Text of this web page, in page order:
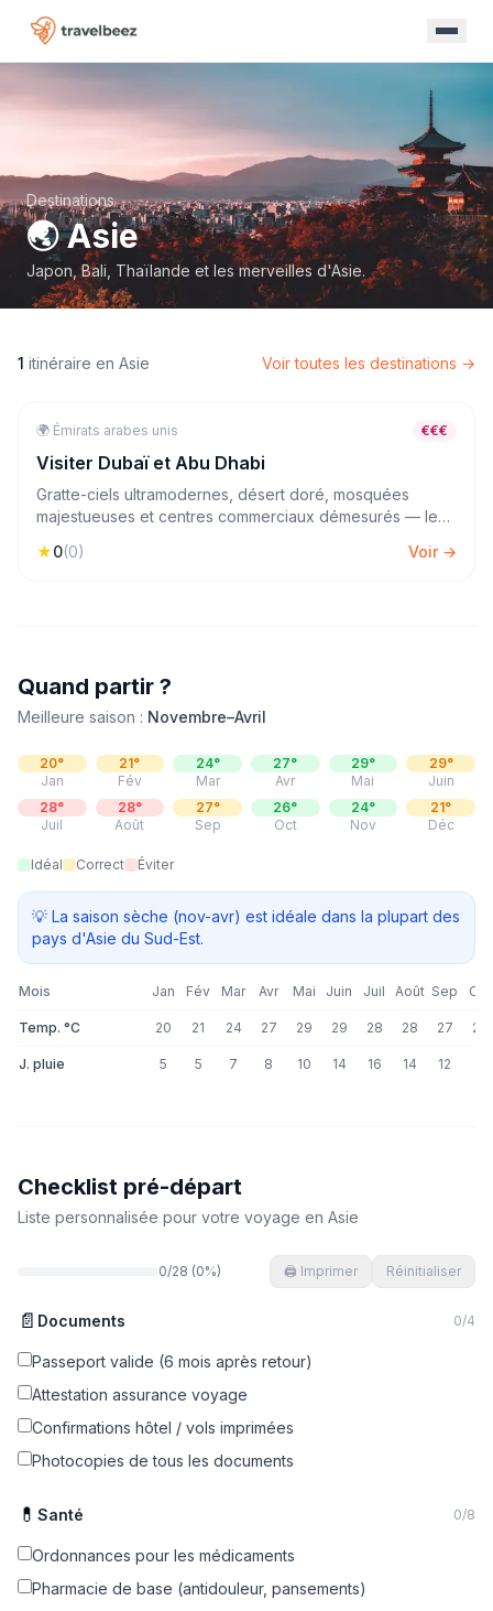
Destinations
🌏Asie
Japon, Bali, Thaïlande et les merveilles d'Asie.
1 itinéraire en Asie Voir toutes les destinations →
🏙️ City Trip jours
🌍 Émirats arabes unis €€€
Visiter Dubaï et Abu Dhabi
Gratte-ciels ultramodernes, désert doré, mosquées
majestueuses et centres commerciaux démesurés — les
semaine entre Dubaï et Abu Dhabi pour s'émerveiller
★0(0) Voir →
Quand partir ?
Meilleure saison : Novembre–Avril
20°
Jan
21°
Fév
24°
Mar
27°
Avr
29°
Mai
29°
Juin
28°
Juil
28°
Août
27°
Sep
26°
Oct
24°
Nov
21°
Déc
Idéal Correct Éviter
💡 La saison sèche (nov-avr) est idéale dans la plupart des
pays d'Asie du Sud-Est.
Mois Jan Fév Mar Avr Mai Juin Juil Août Sep Oct
Temp. °C 20 21 24 27 29 29 28 28 27 26
J. pluie 5 5 7 8 10 14 16 14 12
Checklist pré-départ
Liste personnalisée pour votre voyage en Asie
0/28 (0%) 🖨️ Imprimer Réinitialiser
📄 Documents 0/4
Passeport valide (6 mois après retour)
Attestation assurance voyage
Confirmations hôtel / vols imprimées
Photocopies de tous les documents
💊 Santé 0/8
Ordonnances pour les médicaments
Pharmacie de base (antidouleur, pansements)